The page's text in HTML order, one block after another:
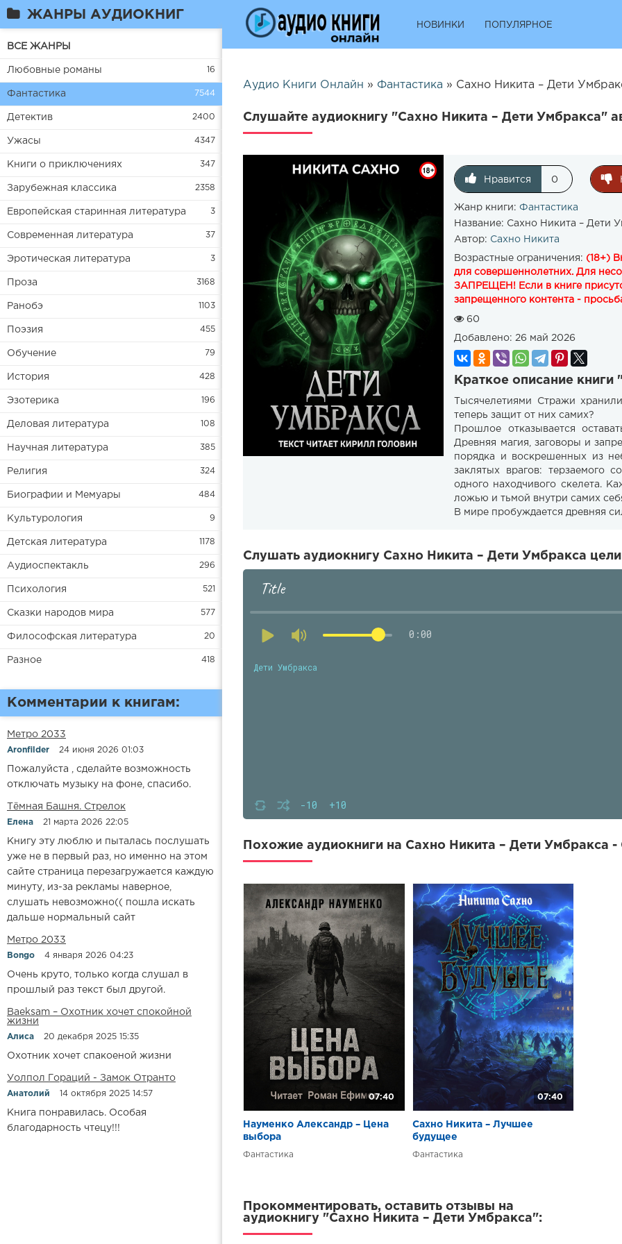
ЖАНРЫ АУДИОКНИГ
ВСЕ ЖАНРЫ
Любовные романы 16
Фантастика 7544
Детектив 2400
Ужасы 4347
Книги о приключениях 347
Зарубежная классика 2358
Европейская старинная литература 3
Современная литература 37
Эротическая литература 3
Проза 3168
Ранобэ 1103
Поэзия 455
Обучение 79
История 428
Эзотерика 196
Деловая литература 108
Научная литература 385
Религия 324
Биографии и Мемуары 484
Культурология 9
Детская литература 1178
Аудиоспектакль 296
Психология 521
Сказки народов мира 577
Философская литература 20
Разное 418
Комментарии к книгам:
Метро 2033
Aronfilder 24 июня 2026 01:03
Пожалуйста , сделайте возможность
отключать музыку на фоне, спасибо.
​​Тёмная Башня. Стрелок
Елена 21 марта 2026 22:05
Книгу эту люблю и пыталась послушать
уже не в первый раз, но именно на этом
сайте страница перезагружается каждую
минуту, из-за рекламы наверное,
слушать невозможно(( пошла искать
дальше нормальный сайт
Метро 2033
Bongo 4 января 2026 04:23
Очень круто, только когда слушал в
прошлый раз текст был другой.
Baeksam – Охотник хочет спокойной
жизни
Алиса 20 декабря 2025 15:35
Охотник хочет спакоеной жизни
Уолпол Гораций - Замок Отранто
Анатолий 14 октября 2025 14:57
Книга понравилась. Особая
благодарность чтецу!!!
НОВИНКИ ПОПУЛЯРНОЕ
Аудио Книги Онлайн » Фантастика » Сахно Никита – Дети
Слушайте аудиокнигу "Сахно Никита – Дети Умбракса"
Нравится 0
Жанр книги:Фантастика
Название: Сахно Никита – Дети
Автор: Сахно Никита
Возрастные ограничения: (18+)
для совершеннолетних. Для
ЗАПРЕЩЕН! Если в книге
запрещенного контента -
60
Добавлено: 26 май 2026
Краткое описание
Тысячелетиями Стражи
теперь защит от них самих?
Прошлое отказывается
Древняя магия, заговоры и
порядка и воскрешенных из
заклятых врагов: терзаемого
одного находчивого скелета.
ложью и тьмой внутри самих
В мире пробуждается древняя
Слушать аудиокнигу Сахно Никита – Дети Умбракса
Title
0:00
-10 +10
Дети Умбракса
Похожие аудиокниги на Сахно Никита – Дети Умбракса -
07:40
Науменко Александр – Цена
выбора
Фантастика
07:40
Сахно Никита – Лучшее
будущее
Фантастика
Прокомментировать, оставить отзывы на
аудиокнигу "Сахно Никита – Дети Умбракса":